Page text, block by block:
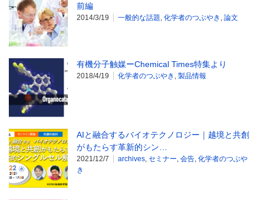
前編
2014/3/19 一般的な話題, 化学者のつぶやき , 論文
有機分子触媒ーChemical Times特集より
2018/4/19 化学者のつぶやき , 製品情報
AIと融合するバイオテクノロジー｜越境と共創
がもたらす革新的シン…
2021/12/7 archives, セミナー, 会告, 化学者のつぶや
き